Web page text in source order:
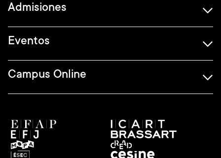
Admisiones
Eventos
Campus Online